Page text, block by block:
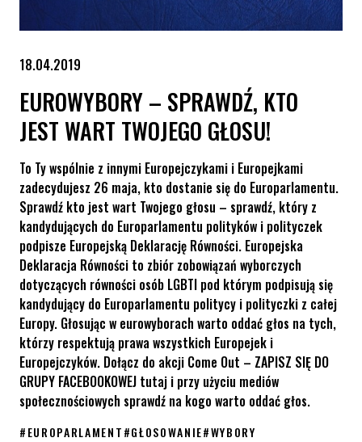
18.04.2019
EUROWYBORY – SPRAWDŹ, KTO
JEST WART TWOJEGO GŁOSU!
To Ty wspólnie z innymi Europejczykami i Europejkami
zadecydujesz 26 maja, kto dostanie się do Europarlamentu.
Sprawdź kto jest wart Twojego głosu – sprawdź, który z
kandydujących do Europarlamentu polityków i polityczek
podpisze Europejską Deklarację Równości. Europejska
Deklaracja Równości to zbiór zobowiązań wyborczych
dotyczących równości osób LGBTI pod którym podpisują się
kandydujący do Europarlamentu politycy i polityczki z całej
Europy. Głosując w eurowyborach warto oddać głos na tych,
którzy respektują prawa wszystkich Europejek i
Europejczyków. Dołącz do akcji Come Out – ZAPISZ SIĘ DO
GRUPY FACEBOOKOWEJ tutaj i przy użyciu mediów
społecznościowych sprawdź na kogo warto oddać głos.
#EUROPARLAMENT#GŁOSOWANIE#WYBORY